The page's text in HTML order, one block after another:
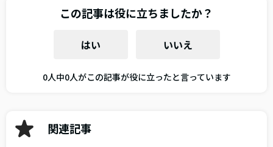
この記事は役に立ちましたか？
はい いいえ
0人中0人がこの記事が役に立ったと言っています
関連記事